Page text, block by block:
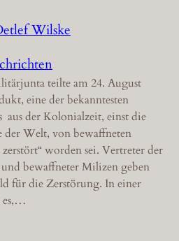
Wilske
teilte am 24. August
eine der bekanntesten
aus der Kolonialzeit, einst die
der Welt, von bewaffneten
worden sei. Vertreter der
bewaffneter Milizen geben
für die Zerstörung. In einer
es,…